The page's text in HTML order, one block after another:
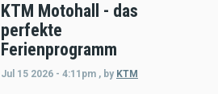
KTM Motohall - das
perfekte
Ferienprogramm
Jul 15 2026 - 4:11pm , by KTM